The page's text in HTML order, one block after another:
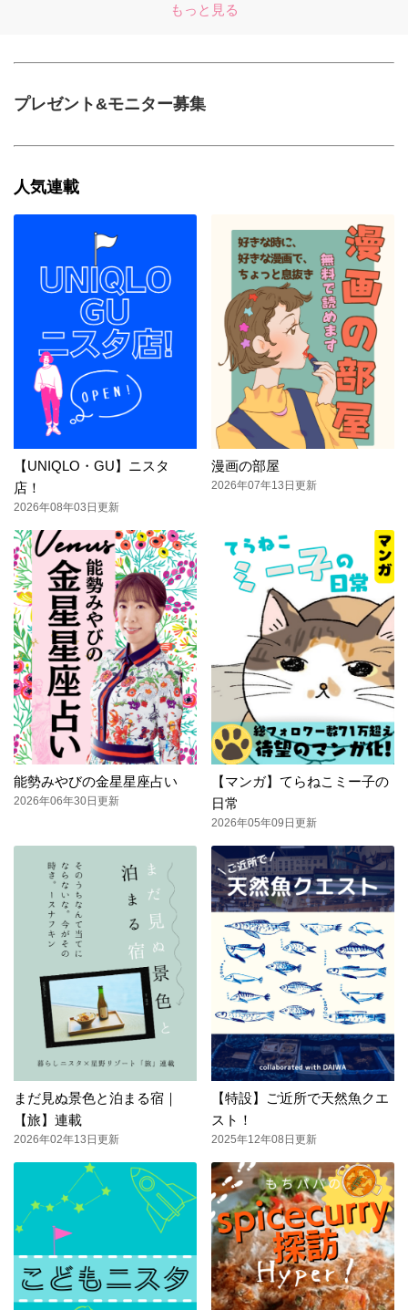
もっと見る
プレゼント&モニター募集
人気連載
【UNIQLO・GU】ニスタ
店！
2026年08年03日更新
漫画の部屋
2026年07年13日更新
能勢みやびの金星星座占い
2026年06年30日更新
【マンガ】てらねこミー子の
日常
2026年05年09日更新
まだ見ぬ景色と泊まる宿｜
【旅】連載
2026年02年13日更新
【特設】ご近所で天然魚クエ
スト！
2025年12年08日更新